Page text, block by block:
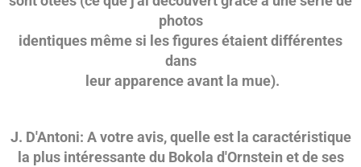
photos
identiques même si les figures étaient différentes
dans
leur apparence avant la mue).
J. D'Antoni: A votre avis, quelle est la caractéristique
la plus intéressante du Bokola d'Ornstein et de ses